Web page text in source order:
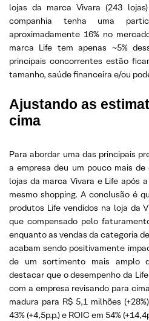
lojas da marca Vivara (243
companhia tenha uma
aproximadamente 16% no
marca Life tem apenas ~5%
principais concorrentes estão
tamanho, saúde financeira e/ou
Ajustando as
cima
Para abordar uma das principais
a empresa deu um pouco mais
lojas da marca Vivara e Life após
mesmo shopping. A conclusão é
produtos Life vendidos na loja da
que compensado pelo
enquanto as vendas da categoria
acabam sendo positivamente
de um sortimento mais amplo
destacar que o desempenho da
com a empresa revisando para
madura para R$ 5,1 milhões
43% (+4,5p.p.) e ROIC em 54%